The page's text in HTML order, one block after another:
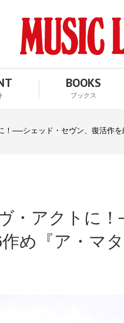
BOOKS
ブックス
！──シェッド・セヴン、復活作
・アクトに
め『ア・マ